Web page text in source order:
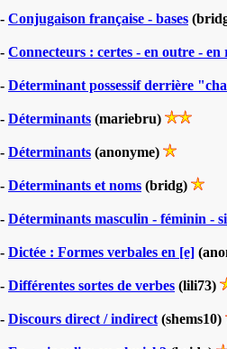
- Conjugaison française - bases
- Connecteurs : certes - en outre - en
- Déterminant possessif derrière
- Déterminants (mariebru)
- Déterminants (anonyme)
- Déterminants et noms (bridg)
- Déterminants masculin - féminin -
- Dictée : Formes verbales en [e]
- Différentes sortes de verbes (lili73)
- Discours direct / indirect (shems10)